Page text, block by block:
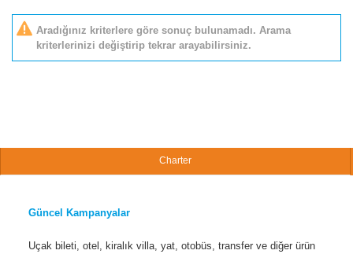
Aradığınız kriterlere göre sonuç bulunamadı. Arama
kriterlerinizi değiştirip tekrar arayabilirsiniz.
Charter
Güncel Kampanyalar
Uçak bileti, otel, kiralık villa, yat, otobüs, transfer ve diğer ürün